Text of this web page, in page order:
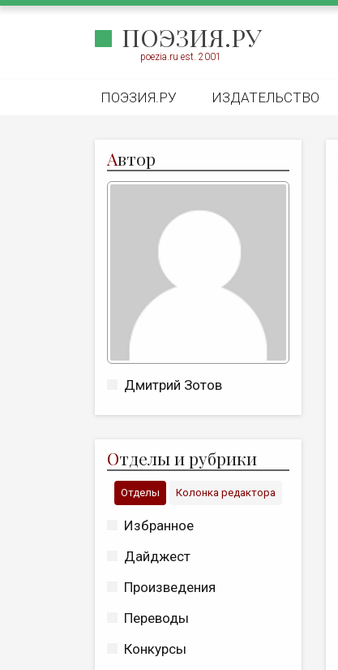
ПОЭЗИЯ.РУ
poezia.ru est. 2001
ПОЭЗИЯ.РУ ИЗДАТЕЛЬСТВО
Автор
Дмитрий Зотов
Отделы и рубрики
Отделы Колонка редактора
Избранное
Дайджест
Произведения
Переводы
Конкурсы